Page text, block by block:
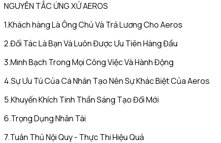
NGUYÊN TẮC ỨNG XỬ AEROS
1.Khách hàng Là Ông Chủ Và Trả Lương Cho Aeros
2.Đối Tác Là Bạn Và Luôn Được Ưu Tiên Hàng Đầu
3.Minh Bạch Trong Mọi Công Việc Và Hành Động
4.Sự Ưu Tú Của Cá Nhân Tạo Nên Sự Khác Biệt Của Aeros
5.Khuyến Khích Tinh Thần Sáng Tạo Đổi Mới
6.Trọng Dụng Nhân Tài
7.Tuân Thủ Nội Quy - Thực Thi Hiệu Quả